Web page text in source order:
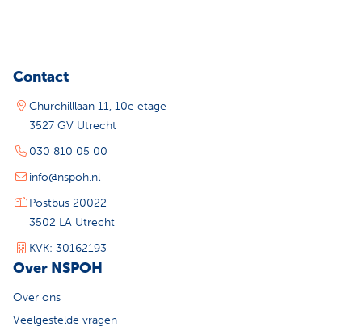
Contact
Churchilllaan 11, 10e etage
3527 GV Utrecht
030 810 05 00
info@nspoh.nl
Postbus 20022
3502 LA Utrecht
KVK: 30162193
Over NSPOH
Over ons
Veelgestelde vragen